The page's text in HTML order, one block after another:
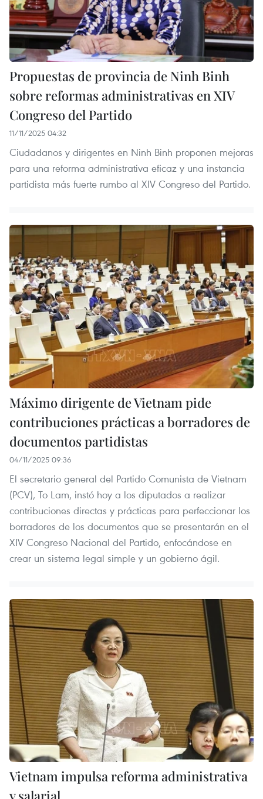
Propuestas de provincia de Ninh Binh
sobre reformas administrativas en XIV
Congreso del Partido
11/11/2025 04:32
Ciudadanos y dirigentes en Ninh Binh proponen mejoras
para una reforma administrativa eficaz y una instancia
partidista más fuerte rumbo al XIV Congreso del Partido.
Máximo dirigente de Vietnam pide
contribuciones prácticas a borradores de
documentos partidistas
04/11/2025 09:36
El secretario general del Partido Comunista de Vietnam
(PCV), To Lam, instó hoy a los diputados a realizar
contribuciones directas y prácticas para perfeccionar los
borradores de los documentos que se presentarán en el
XIV Congreso Nacional del Partido, enfocándose en
crear un sistema legal simple y un gobierno ágil.
Vietnam impulsa reforma administrativa